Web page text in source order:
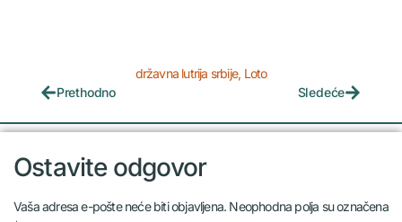
državna lutrija srbije, Loto
Prethodno
Sledeće
Ostavite odgovor
Vaša adresa e-pošte neće biti objavljena. Neophodna polja su označena